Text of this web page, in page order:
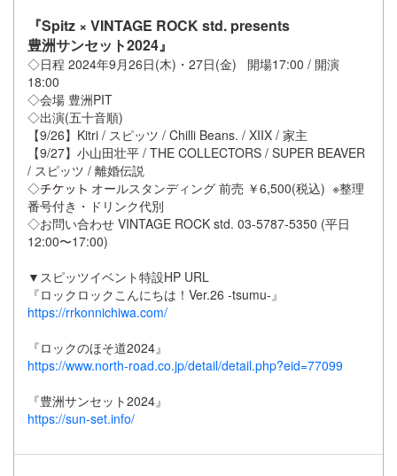
『Spitz × VINTAGE ROCK std. presents
豊洲サンセット2024』
◇日程 2024年9月26日(木)・27日(金) 開場17:00 / 開演
18:00
◇会場 豊洲PIT
◇出演(五十音順)
【9/26】Kitri / スピッツ / Chilli Beans. / XIIX / 家主
【9/27】小山田壮平 / THE COLLECTORS / SUPER BEAVER
/ スピッツ / 離婚伝説
◇
オールスタンディング 前売 ￥6,500(税込) ※整理
番号付き・ドリンク代別
◇お問い合わせ VINTAGE ROCK std. 03-5787-5350 (平日
12:00〜17:00)
▼スピッツイベント特設HP URL
『ロックロックこんにちは！Ver.26 -tsumu-』
https://rrkonnichiwa.com/
『ロックのほそ道2024』
https://www.north-road.co.jp/detail/detail.php?eid=77099
『豊洲サンセット2024』
https://sun-set.info/